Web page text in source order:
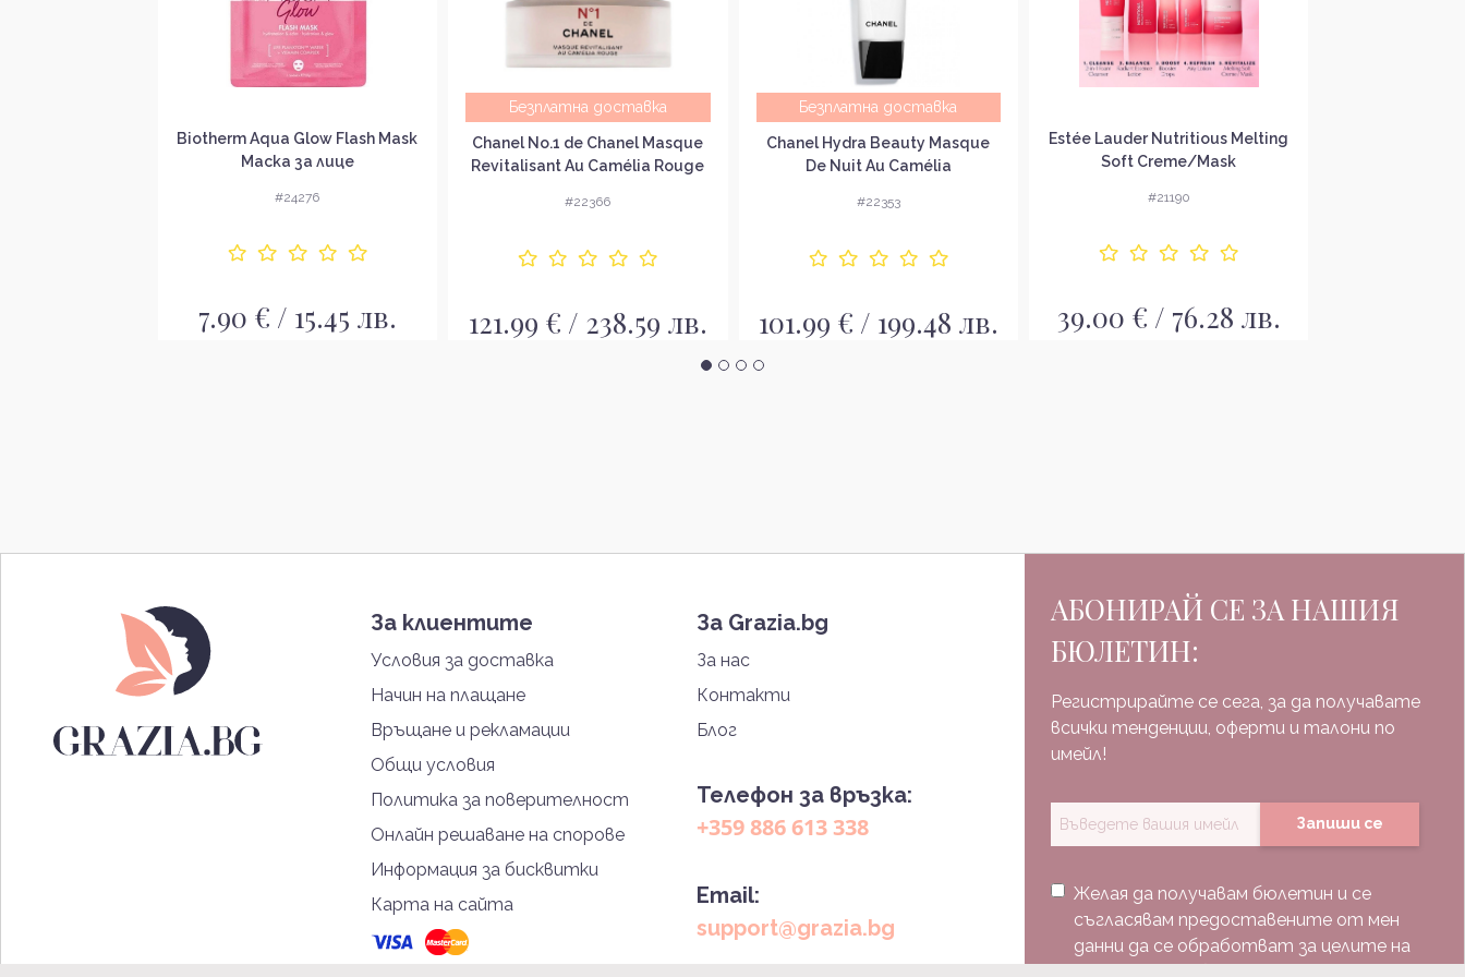
Biotherm Aqua Glow Flash Mask
Маска за лице
#24276
7.90 € / 15.45 лв.
Безплатна доставка
Chanel No.1 de Chanel Masque
Revitalisant Au Camélia Rouge
изглаждащ ефект
#22366
121.99 € / 238.59 лв.
Безплатна доставка
Chanel Hydra Beauty Masque
De Nuit Au Camélia
#22353
101.99 € / 199.48 лв.
Estée Lauder Nutritious Melting
Soft Creme/Mask
лице
#21190
39.00 € / 76.28 лв.
За клиентите
Условия за доставка
Начин на плащане
Връщане и рекламации
Общи условия
Политика за поверителност
Онлайн решаване на спорове
Информация за бисквитки
Карта на сайта
За Grazia.bg
За нас
Контакти
Блог
Телефон за връзка:
+359 886 613 338
Email:
support@grazia.bg
АБОНИРАЙ СЕ ЗА НАШИЯ
БЮЛЕТИН:
Регистрирайте се сега, за да получавате
всички тенденции, оферти и талони по
имейл!
Запиши се
Желая да получавам бюлетин и се
съгласявам предоставените от мен
данни да се обработват за целите на